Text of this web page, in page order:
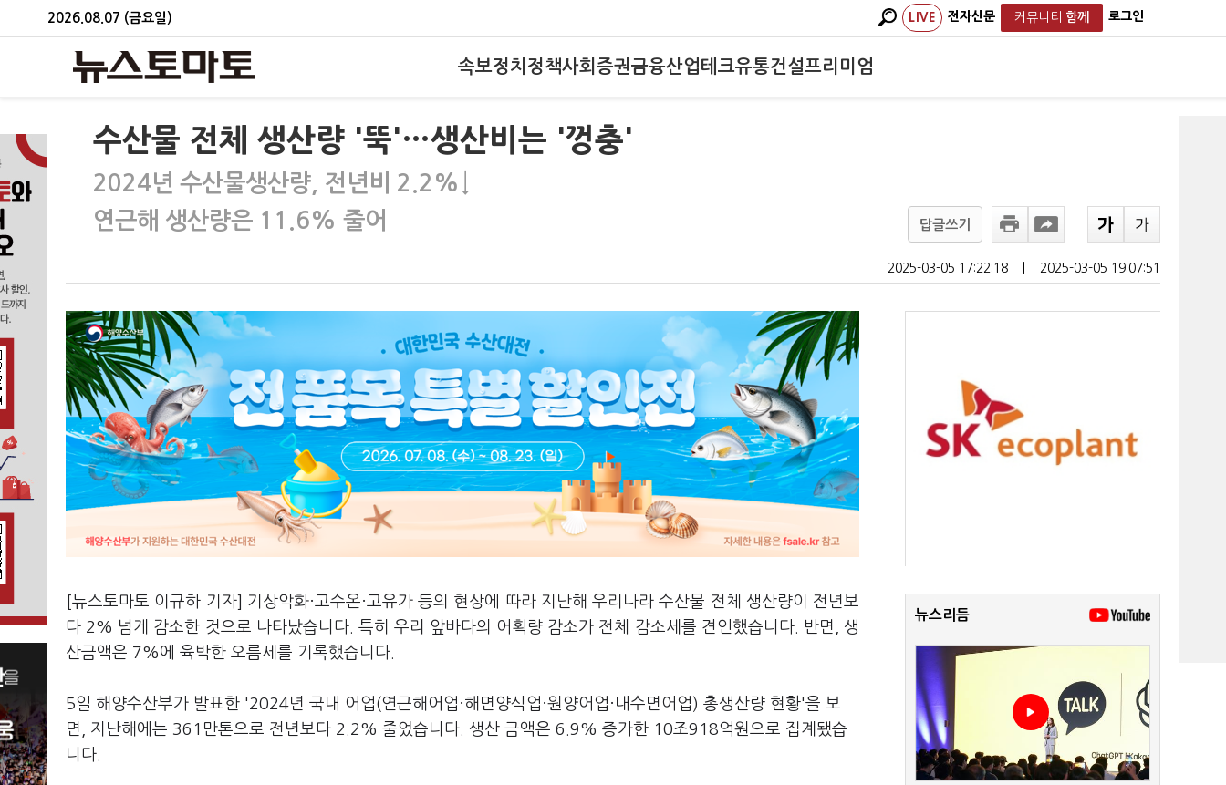
2026.08.07 (금요일) LIVE 전자신문 커뮤니티 함께 로그인
속보정치 정책사회 증권금융산업테크유통건설프리미엄
수산물 전체 생산량 '뚝'…생산비는 '껑충'
2024년 수산물생산량, 전년비 2.2%↓
연근해 생산량은 11.6% 줄어
답글쓰기
2025-03-05 17:22:18 2025-03-05 19:07:51
[뉴스토마토 이규하 기자] 기상악화·고수온·고유가 등의 현상에 따라 지난해 우리나라 수산물 전체 생산량이 전년보
다 2% 넘게 감소한 것으로 나타났습니다. 특히 우리 앞바다의 어획량 감소가 전체 감소세를 견인했습니다. 반면, 생
산금액은 7%에 육박한 오름세를 기록했습니다.
5일 해양수산부가 발표한 '2024년 국내 어업(연근해어업·해면양식업·원양어업·내수면어업) 총생산량 현황'을 보
면, 지난해에는 361만톤으로 전년보다 2.2% 줄었습니다. 생산 금액은 6.9% 증가한 10조918억원으로 집계됐습
니다.
뉴스리듬